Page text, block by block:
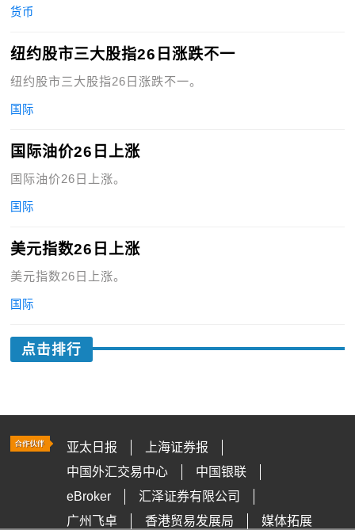
货币
纽约股市三大股指26日涨跌不一
纽约股市三大股指26日涨跌不一。
国际
国际油价26日上涨
国际油价26日上涨。
国际
美元指数26日上涨
美元指数26日上涨。
国际
点击排行
亚太日报
上海证券报
中国外汇交易中心
中国银联
eBroker
汇泽证券有限公司
广州飞卓
香港贸易发展局 媒体拓展